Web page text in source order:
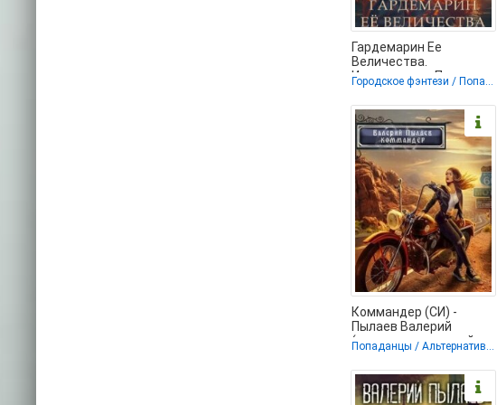
Гардемарин Ее
Величества.
Инкарнация - Пылаев
Валерий (серия книг
txt, fb2) 📗
Городское фэнтези / Попаданцы
Коммандер (СИ) -
Пылаев Валерий
(читать книги онлайн
полные версии .TXT,
.FB2) 📗
Попаданцы / Альтернативная история